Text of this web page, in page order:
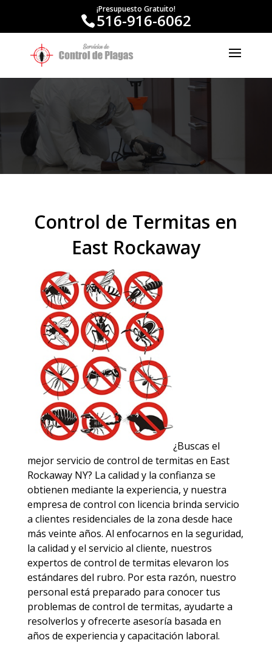
¡Presupuesto Gratuito!
516-916-6062
Control de Termitas en
East Rockaway
¿Buscas el
mejor servicio de control de termitas en East
Rockaway NY? La calidad y la confianza se
obtienen mediante la experiencia, y nuestra
empresa de control con licencia brinda servicio
a clientes residenciales de la zona desde hace
más veinte años. Al enfocarnos en la seguridad,
la calidad y el servicio al cliente, nuestros
expertos de control de termitas elevaron los
estándares del rubro. Por esta razón, nuestro
personal está preparado para conocer tus
problemas de control de termitas, ayudarte a
resolverlos y ofrecerte asesoría basada en
años de experiencia y capacitación laboral.